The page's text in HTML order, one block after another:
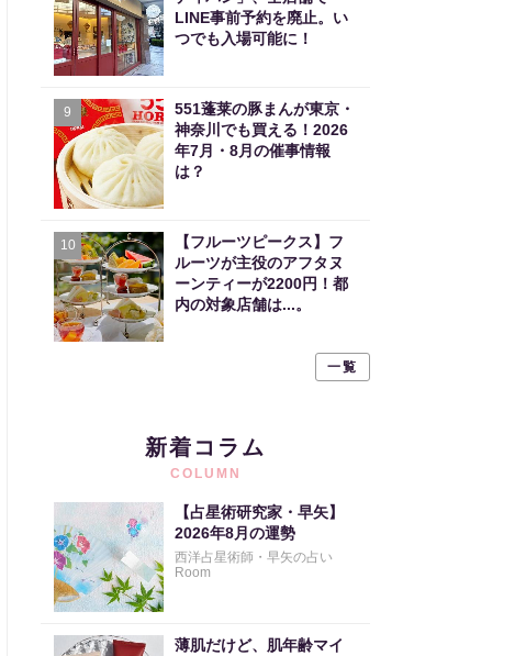
LINE事前予約を廃止。い
つでも入場可能に！
9
551蓬莱の豚まんが東京・
神奈川でも買える！2026
年7月・8月の催事情報
は？
10
【フルーツピークス】フ
ルーツが主役のアフタヌ
ーンティーが2200円！都
内の対象店舗は...。
一覧
新着コラム
COLUMN
【占星術研究家・早矢】
2026年8月の運勢
西洋占星術師・早矢の占い
Room
薄肌だけど、肌年齢マイ